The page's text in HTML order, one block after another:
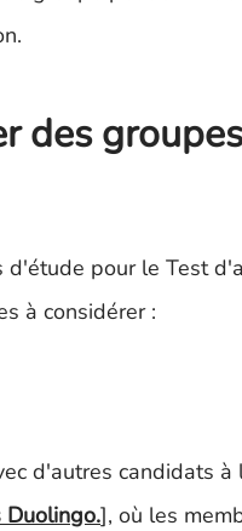
des
pour le Test
à considérer :
d'autres candidats à
], où les